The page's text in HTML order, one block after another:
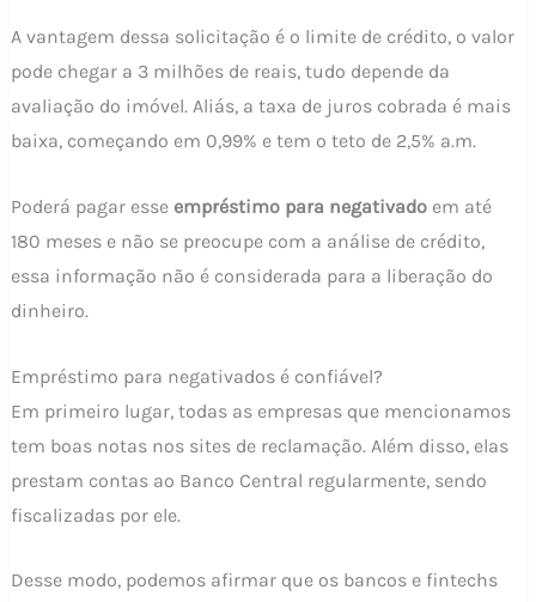
A vantagem dessa solicitação é o limite de crédito, o valor
pode chegar a 3 milhões de reais, tudo depende da
avaliação do imóvel. Aliás, a taxa de juros cobrada é mais
baixa, começando em 0,99% e tem o teto de 2,5% a.m.
Poderá pagar esse empréstimo para negativadoem até
180 meses e não se preocupe com a análise de crédito,
essa informação não é considerada para a liberação do
dinheiro.
Empréstimo para negativados é confiável?
Em primeiro lugar, todas as empresas que mencionamos
tem boas notas nos sites de reclamação. Além disso, elas
prestam contas ao Banco Central regularmente, sendo
fiscalizadas por ele.
Desse modo, podemos afirmar que os bancos e fintechs